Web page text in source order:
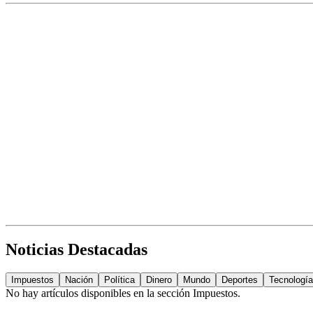
Noticias Destacadas
Impuestos Nación Política Dinero Mundo Deportes Tecnología
No hay artículos disponibles en la sección Impuestos.